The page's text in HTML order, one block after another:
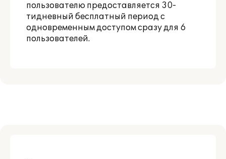
пользователю предоставляется 30-
тидневный бесплатный период с
одновременным доступом сразу для 6
пользователей.